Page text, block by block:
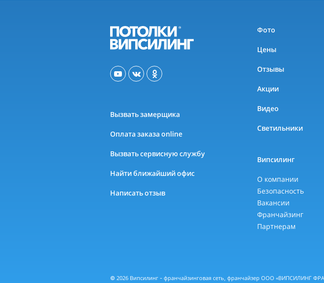
Вызвать замерщика
Оплата заказа online
Вызвать сервисную службу
Найти ближайший офис
Написать отзыв
Фото
Цены
Отзывы
Акции
Видео
Светильники
Випсилинг
О компании
Безопасность
Вакансии
Франчайзинг
Партнерам
© 2026 Випсилинг - франчайзинговая сеть, франчайзер ООО «ВИПСИЛИНГ